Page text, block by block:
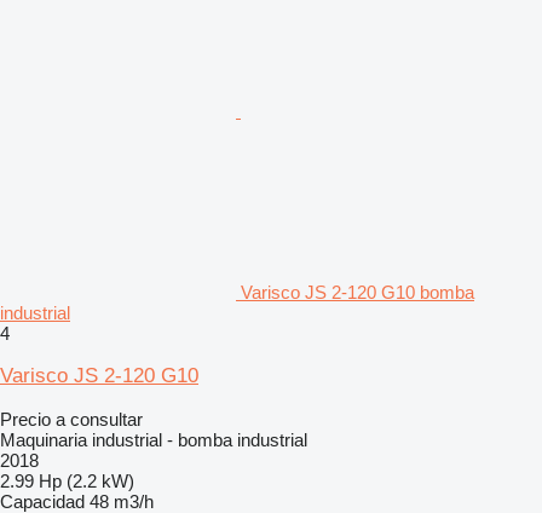
Varisco JS 2-120 G10 bomba
industrial
4
Varisco JS 2-120 G10
Precio a consultar
Maquinaria industrial - bomba industrial
2018
2.99 Hp (2.2 kW)
Capacidad 48 m3/h